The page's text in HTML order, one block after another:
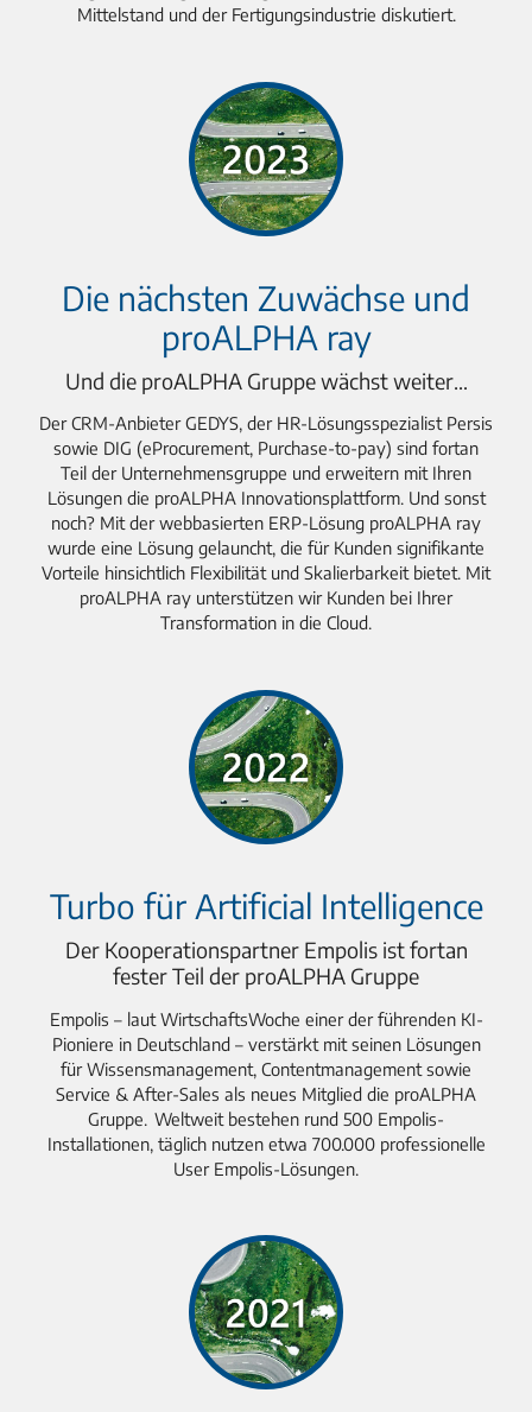
Mittelstand und der Fertigungsindustrie diskutiert.
Die nächsten Zuwächse und
proALPHA ray
Und die proALPHA Gruppe wächst weiter…
Der CRM-Anbieter GEDYS, der HR-Lösungsspezialist Persis
sowie DIG (eProcurement, Purchase-to-pay) sind fortan
Teil der Unternehmensgruppe und erweitern mit Ihren
Lösungen die proALPHA Innovationsplattform. Und sonst
noch? Mit der webbasierten ERP-Lösung proALPHA ray
wurde eine Lösung gelauncht, die für Kunden signifikante
Vorteile hinsichtlich Flexibilität und Skalierbarkeit bietet. Mit
proALPHA ray unterstützen wir Kunden bei Ihrer
Transformation in die Cloud.
Turbo für Artificial Intelligence
Der Kooperationspartner Empolis ist fortan
fester Teil der proALPHA Gruppe
Empolis – laut WirtschaftsWoche einer der führenden KI-
Pioniere in Deutschland – verstärkt mit seinen Lösungen
für Wissensmanagement, Contentmanagement sowie
Service & After-Sales als neues Mitglied die proALPHA
Gruppe. Weltweit bestehen rund 500 Empolis-
Installationen, täglich nutzen etwa 700.000 professionelle
User Empolis-Lösungen.